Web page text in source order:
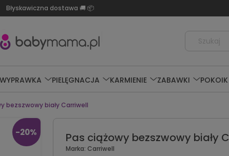
Błyskawiczna dostawa 🚚 📦
WYPRAWKA PIELĘGNACJA KARMIENIE ZABAWKI POKOIK
bezszwowy biały Carriwell
-20% Pas ciążowy bezszwowy biały
Marka: Carriwell